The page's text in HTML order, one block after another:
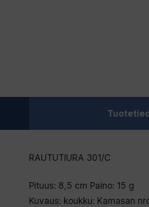
RAUTUTIURA 301/C
Pituus: 8,5 cm Paino: 15 g
Kuvaus: koukku: Kamasan